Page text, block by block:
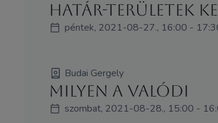
Határ-területek
péntek, 2021-08-27., 16:00 -
Budai Gergely
Milyen a valódi
szombat, 2021-08-28., 15:00 -